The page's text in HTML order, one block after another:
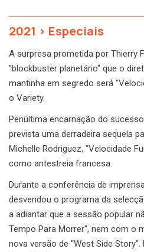
2021 > Especiais
A surpresa prometida por Thierry
"blockbuster planetário" que o
mantinha em segredo será
o Variety.
Penúltima encarnação do
prevista uma derradeira sequela
Michelle Rodriguez, "Velocidade
como antestreia francesa.
Durante a conferência de
desvendou o programa da
a adiantar que a sessão popular
Tempo Para Morrer", nem com o
nova versão de "West Side